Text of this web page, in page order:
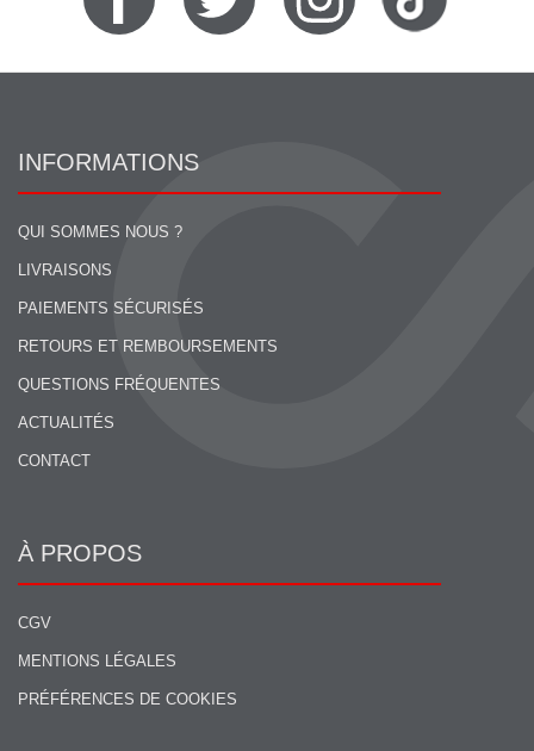
INFORMATIONS
QUI SOMMES NOUS ?
LIVRAISONS
PAIEMENTS SÉCURISÉS
RETOURS ET REMBOURSEMENTS
QUESTIONS FRÉQUENTES
ACTUALITÉS
CONTACT
À PROPOS
CGV
MENTIONS LÉGALES
PRÉFÉRENCES DE COOKIES